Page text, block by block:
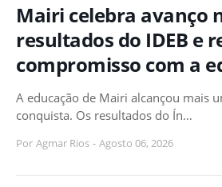
Mairi celebra avanço
resultados do IDEB e
compromisso com a
A educação de Mairi alcançou mais
conquista. Os resultados do Ín…
Por Agmar Rios - Agosto 06, 2026